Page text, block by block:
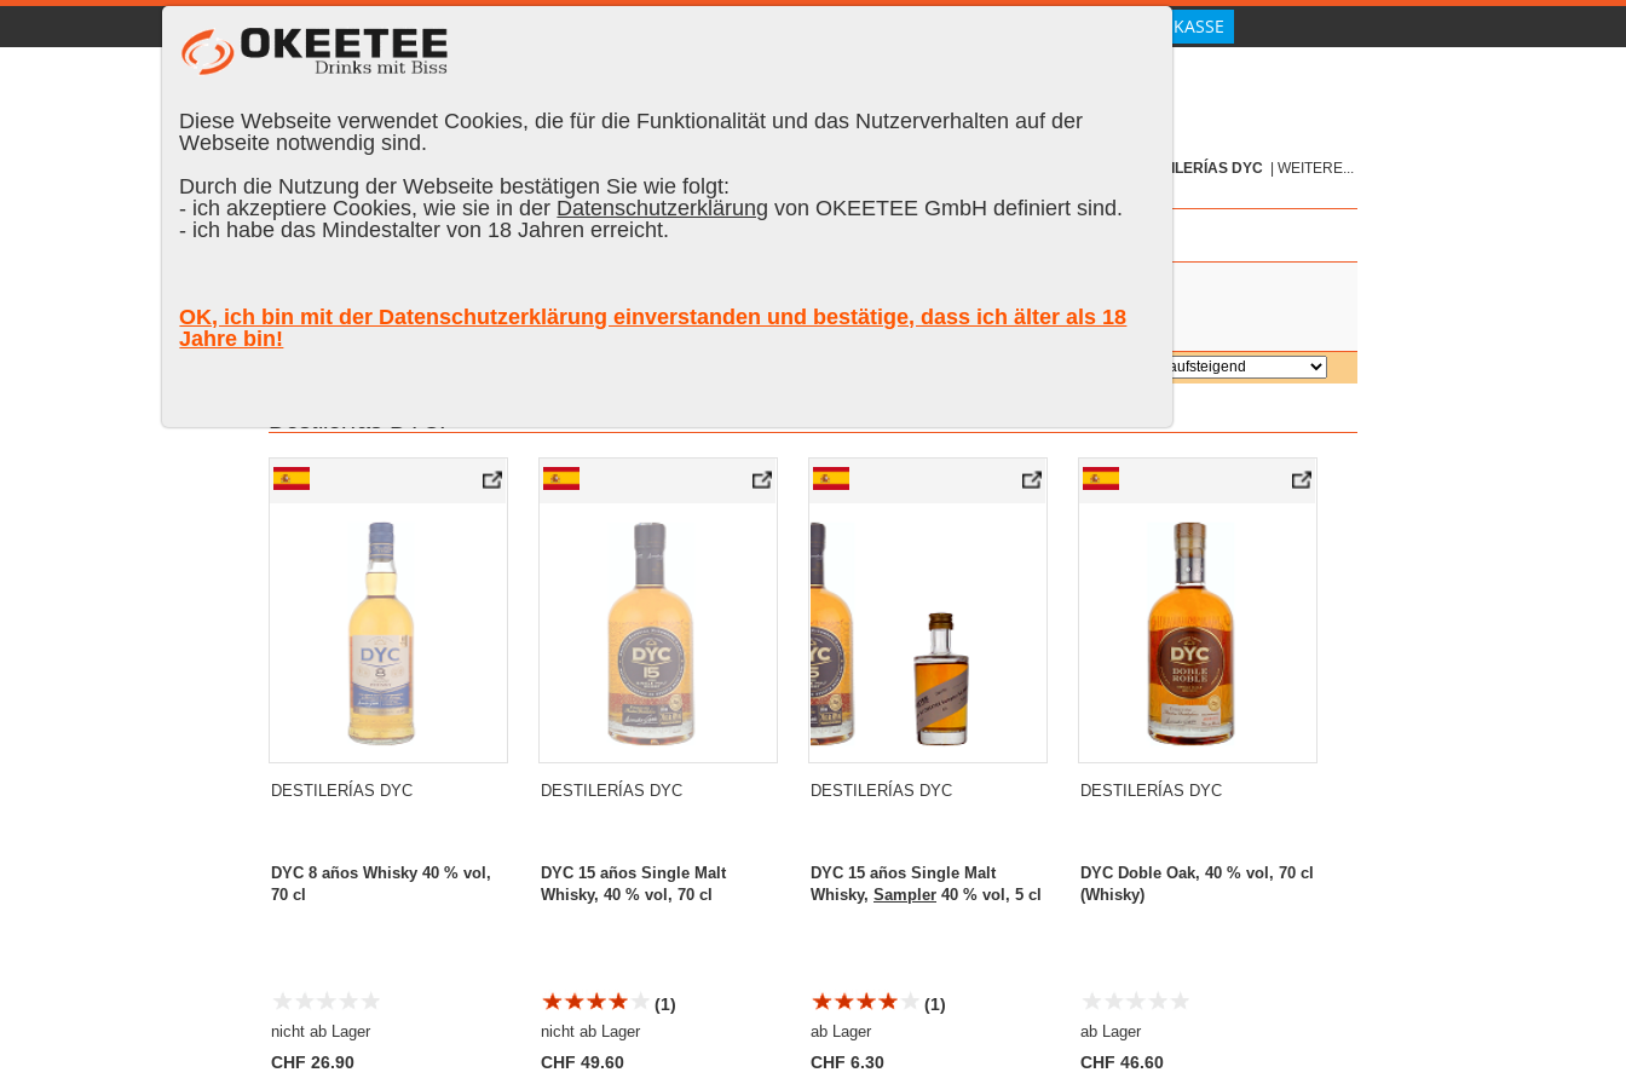
☰ |DE FR EN|Anmelden
DESTILERÍAS DYC WEITERE...
Marke % vol. Alter Farbe Inhalt
DYC 8 años Whisky
DESTILERÍAS DYC
DYC 8 años Whisky 40 % vol,
70 cl
nicht ab Lager
CHF 26.90
DYC 15 años Single Malt Whisky,
DESTILERÍAS DYC
DYC 15 años Single Malt
Whisky, 40 % vol, 70 cl
(1)
nicht ab Lager
CHF 49.60
DYC 15 años Single Malt Whisky, Sampler
DESTILERÍAS DYC
DYC 15 años Single Malt
Whisky, Sampler 40 % vol, 5 cl
(1)
ab Lager
CHF 6.30
DYC Doble Oak,
DESTILERÍAS DYC
DYC Doble Oak, 40 % vol, 70 cl
(Whisky)
ab Lager
CHF 46.60
Diese Webseite verwendet Cookies, die für die Funktionalität und das Nutzerverhalten auf der
Webseite notwendig sind.
Durch die Nutzung der Webseite bestätigen Sie wie folgt:
- ich akzeptiere Cookies, wie sie in der Datenschutzerklärung von OKEETEE GmbH definiert sind.
- ich habe das Mindestalter von 18 Jahren erreicht.
OK, ich bin mit der Datenschutzerklärung einverstanden und bestätige, dass ich älter als 18
Jahre bin!